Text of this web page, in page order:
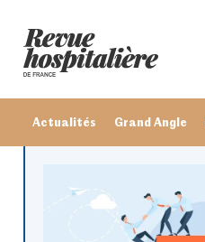
Actualités Grand Angle